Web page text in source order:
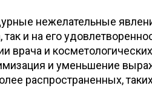
нежелательные
так и на его
врача и
и уменьшение
распространенных,